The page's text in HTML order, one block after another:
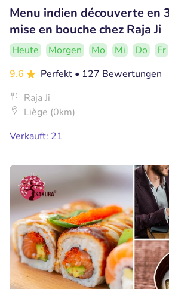
Menu indien découverte en
mise en bouche chez Raja Ji
Heute Morgen Mo Mi Do
Fr
9.6
Perfekt • 127 Bewertungen
Raja Ji
Liège (0km)
Verkauft: 21